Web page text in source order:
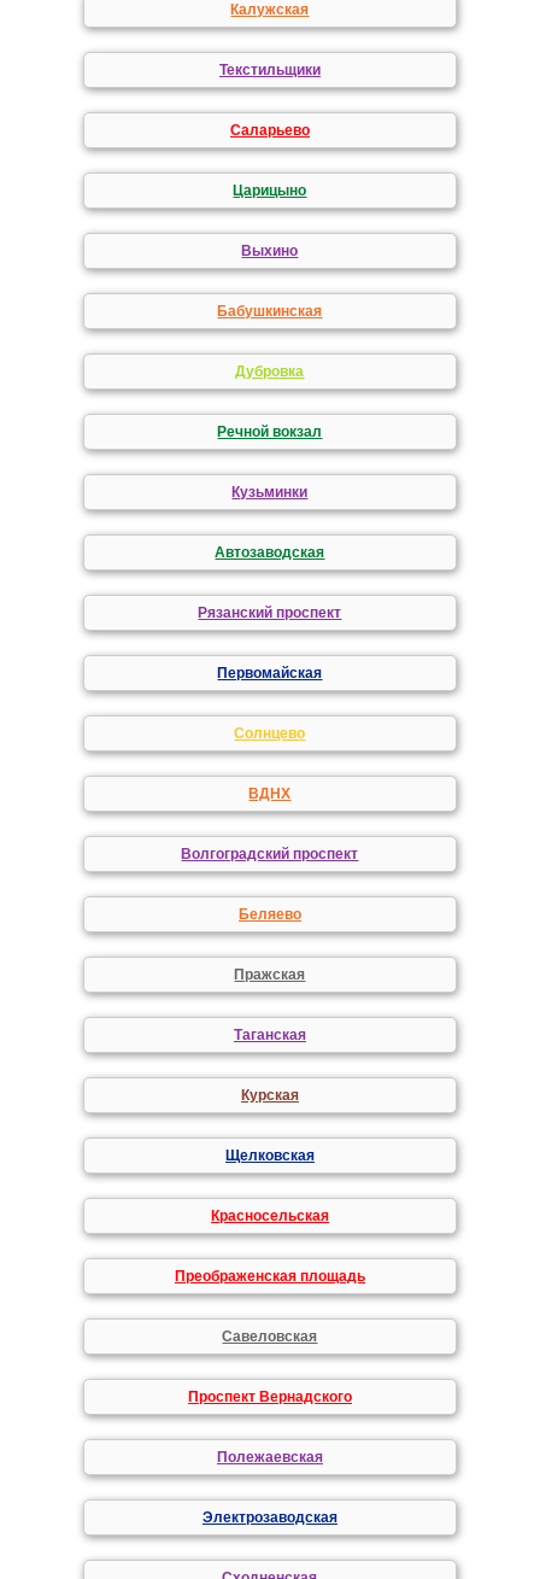
Калужская
Текстильщики
Саларьево
Царицыно
Выхино
Бабушкинская
Дубровка
Речной вокзал
Кузьминки
Автозаводская
Рязанский проспект
Первомайская
Солнцево
ВДНХ
Волгоградский проспект
Беляево
Пражская
Таганская
Курская
Щелковская
Красносельская
Преображенская площадь
Савеловская
Проспект Вернадского
Полежаевская
Электрозаводская